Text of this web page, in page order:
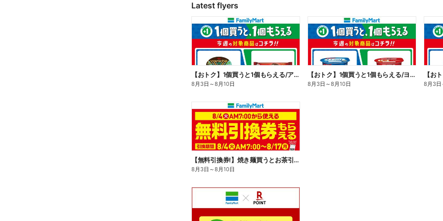
Latest flyers
【おトク】1個買うと1個もらえる/アイス
8月3日 ～8月10日
【おトク】1個買うと1個もらえる/ヨーグルト
8月3日 ～8月10日
【お
8月3日
【無料引換券!】焼き麺買うとお茶引換券貰える!
8月3日 ～8月10日